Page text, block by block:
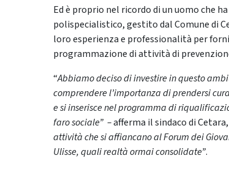
Ed è proprio nel ricordo di un uomo che
polispecialistico, gestito dal Comune di
loro esperienza e professionalità per
programmazione di attività di
“Abbiamo deciso di investire in questo
comprendere l’importanza di prendersi
e si inserisce nel programma di
faro sociale” –afferma il sindaco di Cetara,
attività che si affiancano al Forum dei
Ulisse, quali realtà ormai consolidate”.